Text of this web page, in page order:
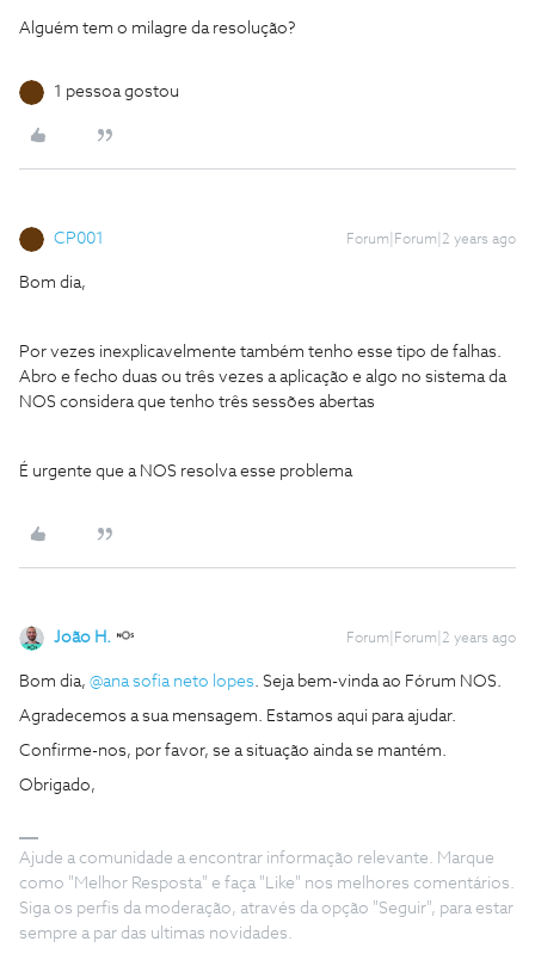
Alguém tem o milagre da resolução?
1 pessoa gostou
CP001 Forum|Forum|2 years ago
Bom dia,
Por vezes inexplicavelmente também tenho esse tipo de falhas.
Abro e fecho duas ou três vezes a aplicação e algo no sistema da
NOS considera que tenho três sessões abertas
É urgente que a NOS resolva esse problema
João H. Forum|Forum|2 years ago
Bom dia, @ana sofia neto lopes. Seja bem-vinda ao Fórum NOS.
Agradecemos a sua mensagem. Estamos aqui para ajudar.
Confirme-nos, por favor, se a situação ainda se mantém.
Obrigado,
Ajude a comunidade a encontrar informação relevante. Marque
como "Melhor Resposta" e faça "Like" nos melhores comentários.
Siga os perfis da moderação, através da opção "Seguir", para estar
sempre a par das ultimas novidades.